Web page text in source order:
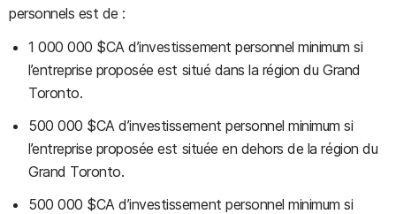
personnels est de :
1 000 000 $CA d’investissement personnel minimum si
l’entreprise proposée est situé dans la région du Grand
Toronto.
500 000 $CA d’investissement personnel minimum si
l’entreprise proposée est située en dehors de la région du
Grand Toronto.
500 000 $CA d’investissement personnel minimum si